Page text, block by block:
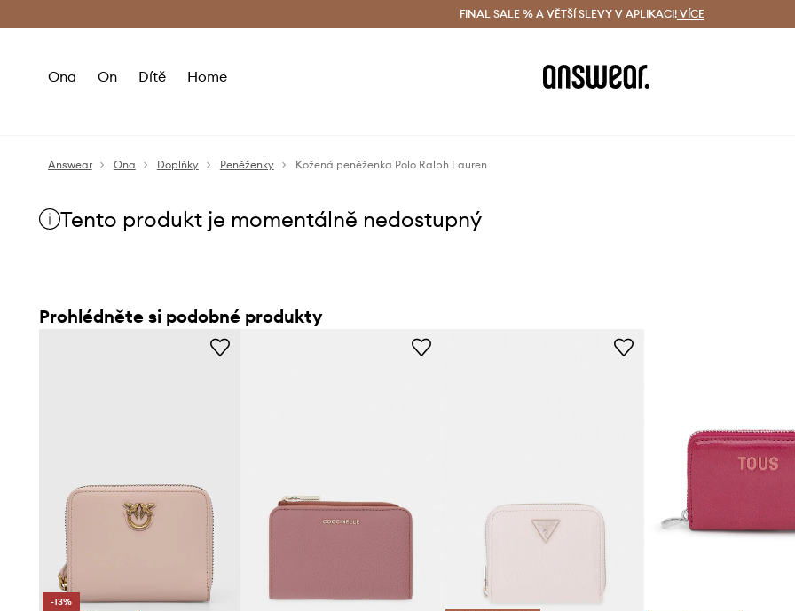
Doručení a vrácení zdarma (od 1800 Kč) Doručení i do 24 h
FINAL SALE % A VĚTŠÍ SLEVY V APLIKACI! VÍCE
Ona On Dítě Home
Answear Ona Doplňky Peněženky Kožená peněženka Polo Ralph Lauren
Tento produkt je momentálně nedostupný
Prohlédněte si podobné produkty
-13%